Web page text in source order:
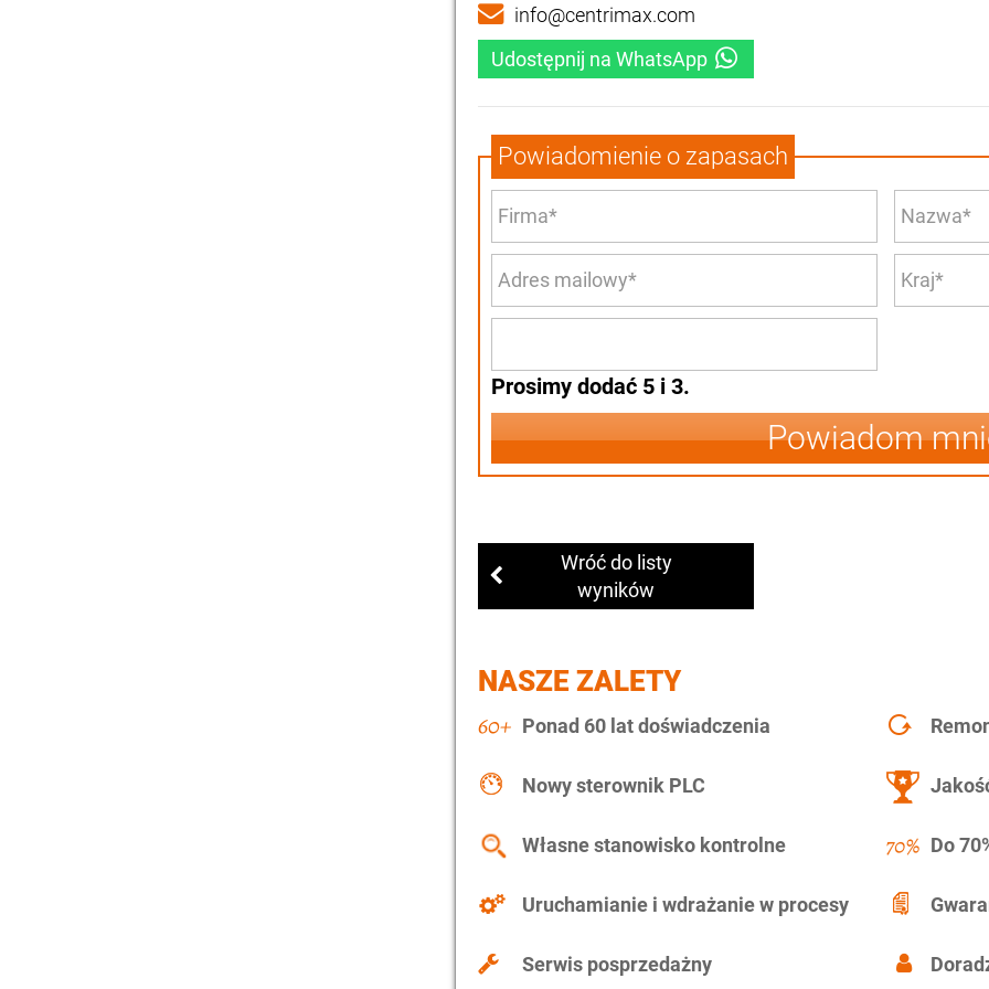
info@centrimax.com
Udostępnij na WhatsApp
Powiadomienie o zapasach
Prosimy dodać 5 i 3.
Powiadom
Wróć do listy
wyników
NASZE ZALETY
Ponad 60 lat doświadczenia
Nowy sterownik PLC
Własne stanowisko kontrolne Do
Uruchamianie i wdrażanie w procesy
Serwis posprzedażny